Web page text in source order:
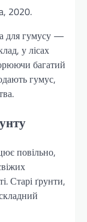
2020.
для гумусу —
у лісах
багатий
гумус,
повільно,
Старі ґрунти,